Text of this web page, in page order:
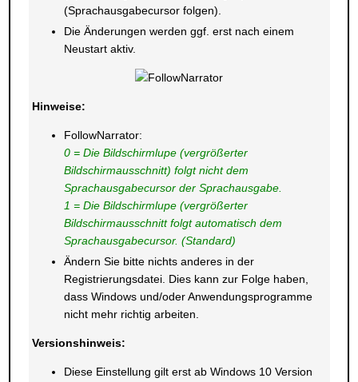
(Sprachausgabecursor folgen).
Die Änderungen werden ggf. erst nach einem
Neustart aktiv.
Hinweise:
FollowNarrator:
0 = Die Bildschirmlupe (vergrößerter
Bildschirmausschnitt) folgt nicht dem
Sprachausgabecursor der Sprachausgabe.
1 = Die Bildschirmlupe (vergrößerter
Bildschirmausschnitt folgt automatisch dem
Sprachausgabecursor. (Standard)
Ändern Sie bitte nichts anderes in der
Registrierungsdatei. Dies kann zur Folge haben,
dass Windows und/oder Anwendungsprogramme
nicht mehr richtig arbeiten.
Versionshinweis:
Diese Einstellung gilt erst ab Windows 10 Version